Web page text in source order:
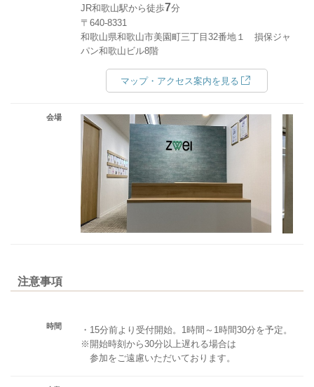
JR和歌山駅から徒歩7分
〒640-8331
和歌山県和歌山市美園町三丁目32番地１ 損保ジャ
パン和歌山ビル8階
マップ・アクセス案内を見る
会場
注意事項
時間
・15分前より受付開始。1時間～1時間30分を予定。
※開始時刻から30分以上遅れる場合は
参加をご遠慮いただいております。